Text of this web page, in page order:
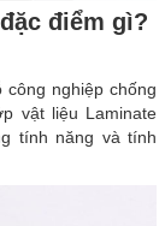
điểm gì?
nghiệp chống
vật liệu Laminate
tính năng và tính